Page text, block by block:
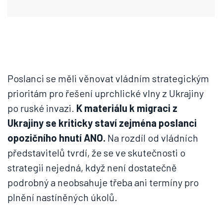
Poslanci se měli věnovat vládním strategickým
prioritám pro řešení uprchlické vlny z Ukrajiny
po ruské invazi. K materiálu k migraci z
Ukrajiny se kriticky staví zejména poslanci
opozičního hnutí ANO. Na rozdíl od vládních
představitelů tvrdí, že se ve skutečnosti o
strategii nejedná, když není dostatečně
podrobný a neobsahuje třeba ani termíny pro
plnění nastíněných úkolů.